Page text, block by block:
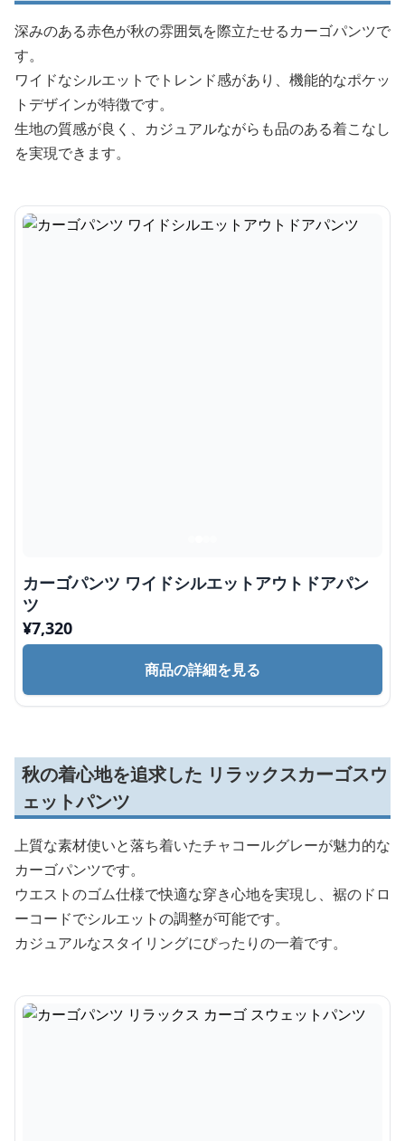
深みのある赤色が秋の雰囲気を際立たせるカーゴパンツで
す。
ワイドなシルエットでトレンド感があり、機能的なポケッ
トデザインが特徴です。
生地の質感が良く、カジュアルながらも品のある着こなし
を実現できます。
カーゴパンツ ワイドシルエットアウトドアパン
ツ
¥7,320
商品の詳細を見る
秋の着心地を追求した リラックスカーゴスウ
ェットパンツ
上質な素材使いと落ち着いたチャコールグレーが魅力的な
カーゴパンツです。
ウエストのゴム仕様で快適な穿き心地を実現し、裾のドロ
ーコードでシルエットの調整が可能です。
カジュアルなスタイリングにぴったりの一着です。